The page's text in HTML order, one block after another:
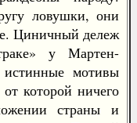
ловушки, они
Циничный дележ
у Мартен-
истинные мотивы
которой ничего
страны и